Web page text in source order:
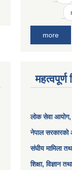
more
लोक सेवा आयोग,
नेपाल सरकारको
संघीय मामिला
शिक्षा, विज्ञान